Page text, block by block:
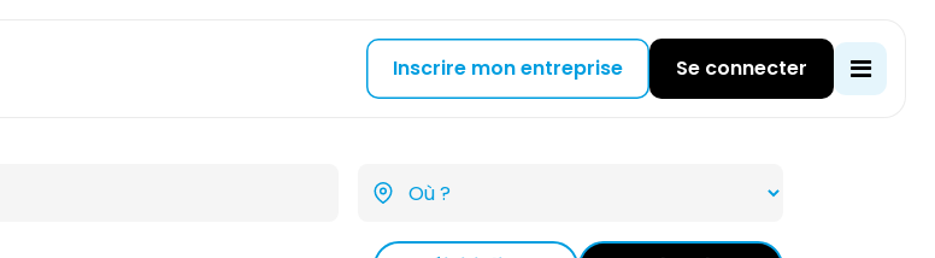
Inscrire mon entreprise Se connecter